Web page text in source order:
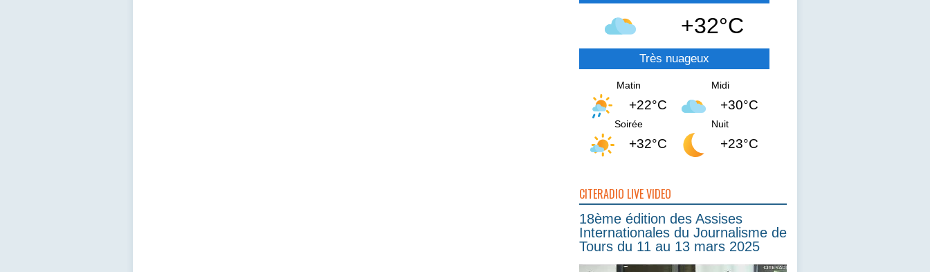
+32°C
Très nuageux
Matin
+22°C
Midi
+30°C
Soirée
+32°C
Nuit
+23°C
CITERADIO LIVE VIDEO
18ème édition des Assises
Internationales du Journalisme de
Tours du 11 au 13 mars 2025